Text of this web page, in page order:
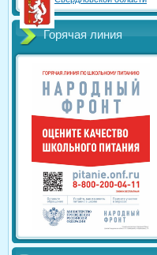
Горячая линия